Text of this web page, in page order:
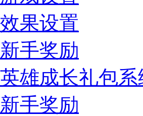
效果设置
新手奖励
英雄成长礼包系
新手奖励